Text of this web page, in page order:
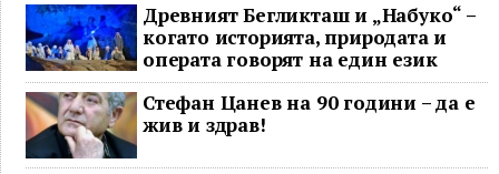
Древният Бегликташ и „Набуко“ –
когато историята, природата и
операта говорят на един език
Стефан Цанев на 90 години – да е
жив и здрав!